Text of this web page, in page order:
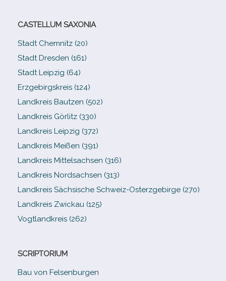
CASTELLUM SAXONIA
Stadt Chemnitz (20)
Stadt Dresden (161)
Stadt Leipzig (64)
Erzgebirgskreis (124)
Landkreis Bautzen (502)
Landkreis Görlitz (330)
Landkreis Leipzig (372)
Landkreis Meißen (391)
Landkreis Mittelsachsen (316)
Landkreis Nordsachsen (313)
Landkreis Sächsische Schweiz-​Osterzgebirge (270)
Landkreis Zwickau (125)
Vogtlandkreis (262)
SCRIPTORIUM
Bau von Felsenburgen